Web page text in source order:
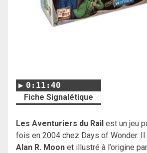
0:11:40
Fiche Signalétique
Les Aventuriers du Rail est un jeu
fois en 2004 chez Days of Wonder. Il
Alan R. Moon et illustré à l’origine par